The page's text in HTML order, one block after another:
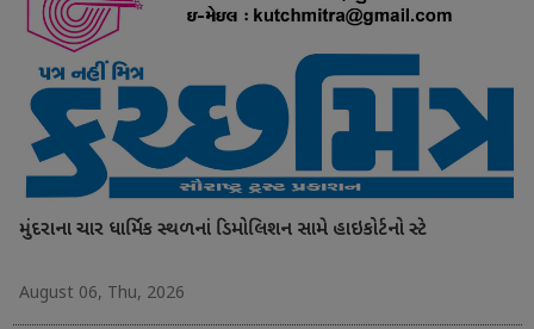
મુંદરાના ચાર ધાર્મિક સ્થળનાં ડિમોલિશન સામે હાઇકોર્ટનો સ્ટે
August 06, Thu, 2026